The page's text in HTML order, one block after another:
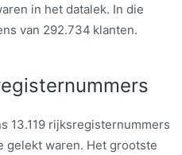
in het datalek. In die
van 292.734 klanten.
13.119 rijksregisternummers
gelekt waren. Het grootste